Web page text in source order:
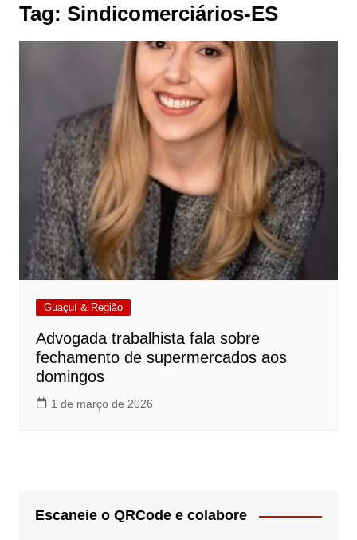
Tag: Sindicomerciários-ES
Guaçuí & Região
Advogada trabalhista fala sobre
fechamento de supermercados aos
domingos
1 de março de 2026
Escaneie o QRCode e colabore